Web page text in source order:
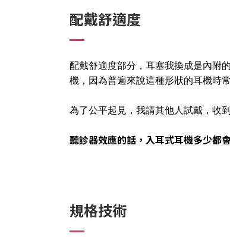
配戴舒適度
配戴舒適度部分，耳塞我換成是內附的
機，因為普遍來說這種形狀的耳機時
為了公平起見，我請其他人試戴，收
聽診器效應的話，入耳式耳機多少都
規格技術